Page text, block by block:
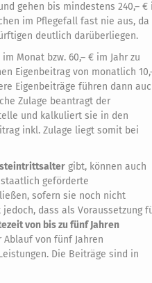
gehen bis mindestens 240,– €
im Pflegefall fast nie aus, da
deutlich darüberliegen.
im Monat bzw. 60,– € im Jahr zu
Eigenbeitrag von monatlich
Eigenbeiträge führen dann
Zulage beantragt der
und kalkuliert sie in den
inkl. Zulage liegt somit bei
gibt, können auch
geförderte
sofern sie noch nicht
dass als Voraussetzung
von bis zu fünf Jahren
von fünf Jahren
Die Beiträge sind in